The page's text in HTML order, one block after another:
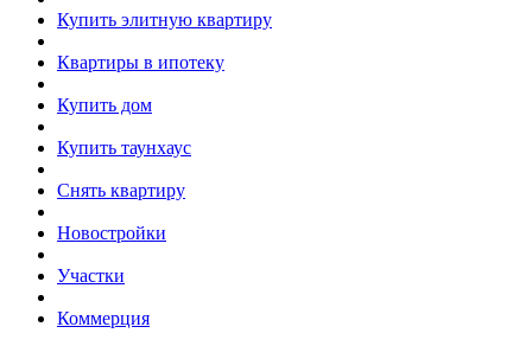
Купить элитную квартиру
Квартиры в ипотеку
Купить дом
Купить таунхаус
Снять квартиру
Новостройки
Участки
Коммерция